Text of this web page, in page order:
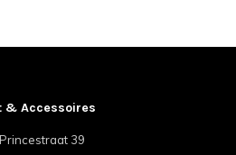
& Accessoires
Princestraat 39